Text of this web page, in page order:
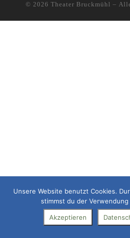
© 2026 Theater Bruckmühl –
Unsere Website benutzt Cookies.
stimmst du der
Akzeptieren